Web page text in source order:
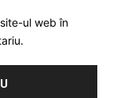
ul web în